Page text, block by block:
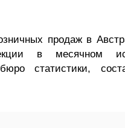
продаж в
в месячном
статистики,